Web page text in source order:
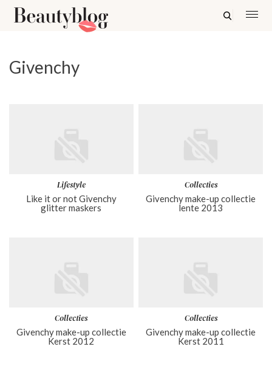
Givenchy
Lifestyle
Like it or not Givenchy
glitter maskers
Collecties
Givenchy make-up collectie
lente 2013
Collecties
Givenchy make-up collectie
Kerst 2012
Collecties
Givenchy make-up collectie
Kerst 2011